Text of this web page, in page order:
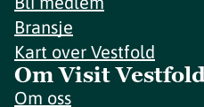
Bransje
Kart over Vestfold
Om Visit
Om oss